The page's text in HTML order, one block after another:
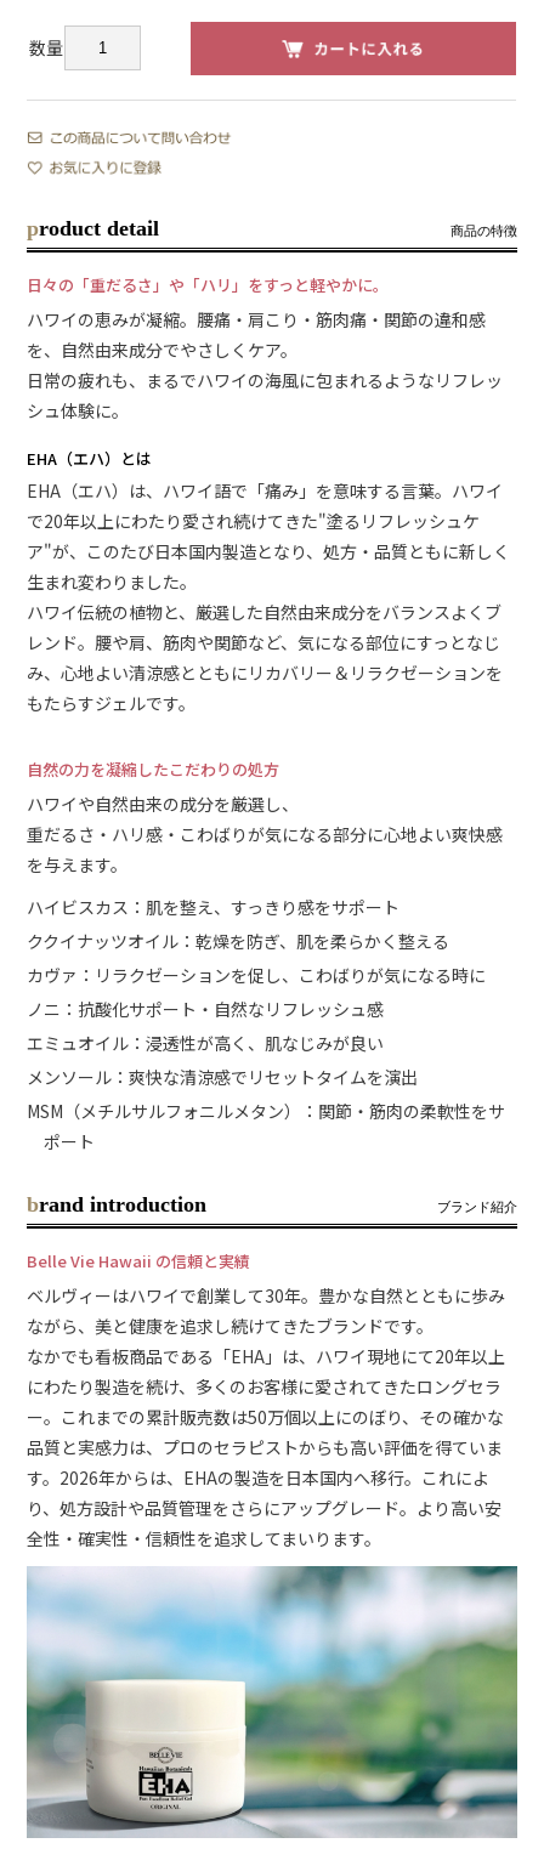
数量
product detail 商品の特徴
日々の「重だるさ」や「ハリ」をすっと軽やかに。
ハワイの恵みが凝縮。腰痛・肩こり・筋肉痛・関節の違和感
を、自然由来成分でやさしくケア。
日常の疲れも、まるでハワイの海風に包まれるようなリフレッ
シュ体験に。
EHA（エハ）とは
EHA（エハ）は、ハワイ語で「痛み」を意味する言葉。ハワイ
で20年以上にわたり愛され続けてきた"塗るリフレッシュケ
ア"が、このたび日本国内製造となり、処方・品質ともに新しく
生まれ変わりました。
ハワイ伝統の植物と、厳選した自然由来成分をバランスよくブ
レンド。腰や肩、筋肉や関節など、気になる部位にすっとなじ
み、心地よい清涼感とともにリカバリー＆リラクゼーションを
もたらすジェルです。
自然の力を凝縮したこだわりの処方
ハワイや自然由来の成分を厳選し、
重だるさ・ハリ感・こわばりが気になる部分に心地よい爽快感
を与えます。
ハイビスカス：肌を整え、すっきり感をサポート
ククイナッツオイル：乾燥を防ぎ、肌を柔らかく整える
カヴァ：リラクゼーションを促し、こわばりが気になる時に
ノニ：抗酸化サポート・自然なリフレッシュ感
エミュオイル：浸透性が高く、肌なじみが良い
メンソール：爽快な清涼感でリセットタイムを演出
MSM（メチルサルフォニルメタン）：関節・筋肉の柔軟性をサ
ポート
brand introduction ブランド紹介
Belle Vie Hawaii の信頼と実績
ベルヴィーはハワイで創業して30年。豊かな自然とともに歩み
ながら、美と健康を追求し続けてきたブランドです。
なかでも看板商品である「EHA」は、ハワイ現地にて20年以上
にわたり製造を続け、多くのお客様に愛されてきたロングセラ
ー。これまでの累計販売数は50万個以上にのぼり、その確かな
品質と実感力は、プロのセラピストからも高い評価を得ていま
す。2026年からは、EHAの製造を日本国内へ移行。これによ
り、処方設計や品質管理をさらにアップグレード。より高い安
全性・確実性・信頼性を追求してまいります。